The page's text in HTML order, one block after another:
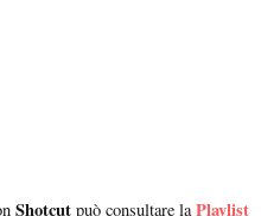
Shotcutpuò consultare la Playlist